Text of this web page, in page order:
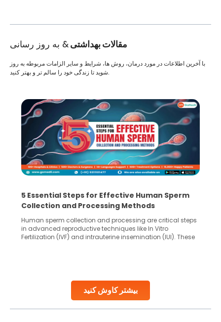
مقالات بهداشتی& به روز رسانی
بیشتر کاوش کنید
با آخرین اطلاعات در مورد درمان، روش ها، شرایط و سایر الزامات مربوطه به روز
شوید تا زندگی خود را سالم تر و بهتر کنید.
5 Essential Steps for Effective Human Sperm
Collection and Processing Methods
Human sperm collection and processing are critical steps
in advanced reproductive techniques like In Vitro
Fertilization (IVF) and intrauterine insemination (IUI). These
collected, they process the